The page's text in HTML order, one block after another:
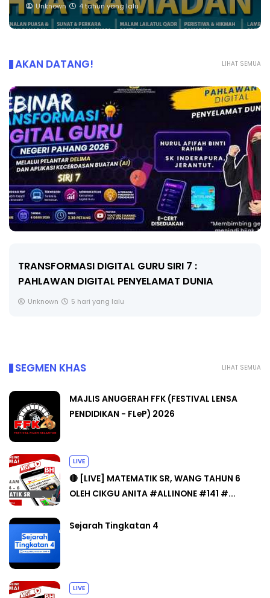
Unknown 4 tahun yang lalu
LIHAT SEMUA
AKAN DATANG!
TRANSFORMASI DIGITAL GURU SIRI 7 :
PAHLAWAN DIGITAL PENYELAMAT DUNIA
Unknown 5 hari yang lalu
LIHAT SEMUA
SEGMEN KHAS
MAJLIS ANUGERAH FFK (FESTIVAL LENSA
PENDIDIKAN - FLeP) 2026
LIVE
🔴 [LIVE] MATEMATIK SR, WANG TAHUN 6
OLEH CIKGU ANITA #ALLINONE #141 #...
Sejarah Tingkatan 4
LIVE